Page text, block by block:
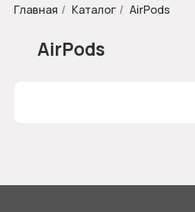
Главная / Каталог / AirPods
AirPods